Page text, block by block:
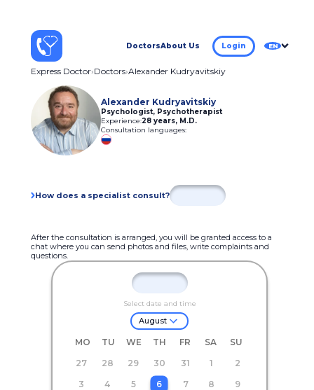
DoctorsAbout Us Login EN
Express Doctor Doctors Alexander Kudryavitskiy
Alexander Kudryavitskiy
Psychologist, Psychotherapist
Experience:28 years, M.D.
Consultation languages:
How does a specialist consult?
After the consultation is arranged, you will be granted access to a
chat where you can send photos and files, write complaints and
questions.
Select date and time
August
MO TU WE TH FR SA
SU
27
28 29 30 31 1
2
3
4 5 6 7 8
9